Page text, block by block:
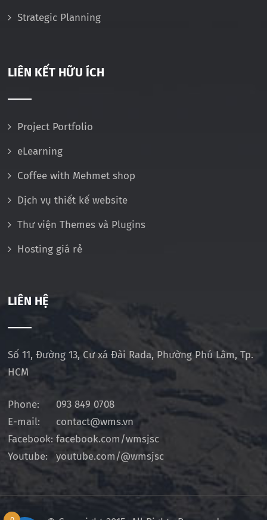
Strategic Planning
LIÊN KẾT HỮU ÍCH
Project Portfolio
eLearning
Coffee with Mehmet shop
Dịch vụ thiết kế website
Thư viện Themes và Plugins
Hosting giá rẻ
LIÊN HỆ
Số 11, Đường 13, Cư xá Đài Rada, Phường Phú Lâm, Tp.
HCM
Phone:
093 849 0708
E-mail:
contact@wms.vn
Facebook: facebook.com/wmsjsc
Youtube:
youtube.com/@wmsjsc